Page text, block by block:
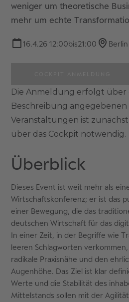
weniger um theoretische
mehr um echte
16.4.26 12:00bis21:00 Berlin
Die Anmeldung erfolgt
Beschreibung angegebenen
Veranstaltungen ist
über das Cockpit notwendig.
Überblick
Dieses Event ist weit mehr als
Wirtschaftskonferenz; er ist das
einer Bewegung, die das
deutschen Wirtschaft für das
In einer Zeit, in der Begriffe wie
leeren Schlagworten
radikale Praxisnähe und den
Augenhöhe. Das Ziel ist klar
Werte und die Stabilität des
Mittelstands sollen mit der